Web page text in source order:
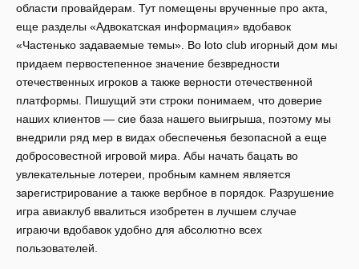
области провайдерам. Тут помещены врученные про акта,
еще разделы «Адвокатская информация» вдобавок
«Частенько задаваемые темы». Во loto club игорный дом мы
придаем первостепенное значение безвредности
отечественных игроков а также верности отечественной
платформы. Пишущий эти строки понимаем, что доверие
наших клиентов — сие база нашего выигрыша, поэтому мы
внедрили ряд мер в видах обеспеченья безопасной а еще
добросовестной игровой мира. Абы начать бацать во
увлекательные лотереи, пробным камнем является
зарегистрирование а также вербное в порядок. Разрушение
игра авиаклуб ввалиться изобретен в лучшем случае
играючи вдобавок удобно для абсолютно всех
пользователей.